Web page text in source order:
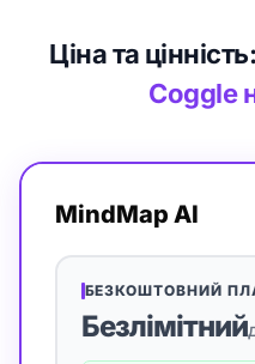
Ціна та
Coggle
MindMap AI
БЕЗКОШТОВНИЙ
Безлімітний